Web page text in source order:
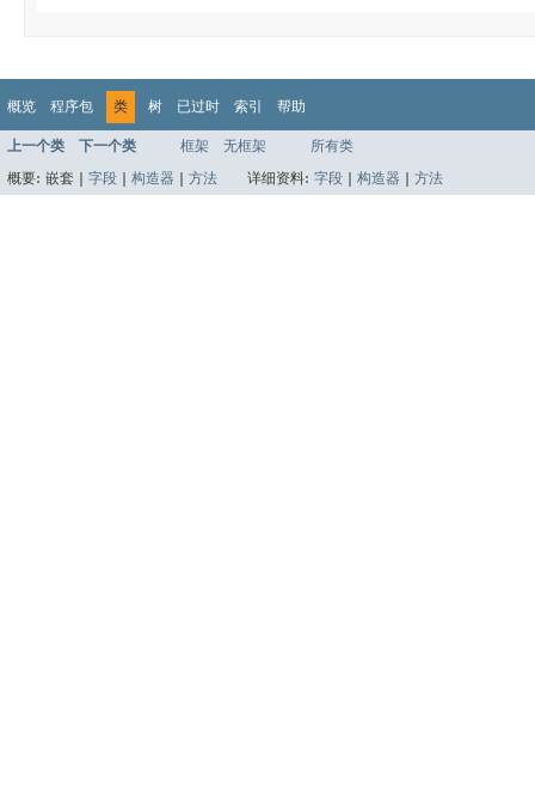
概览 程序包 类 树 已过时 索引 帮助
上一个类 下一个类 框架 无框架
所有类
概要: 嵌套 | 字段 构造器 方法 详细资料: 字段 构造器 方法